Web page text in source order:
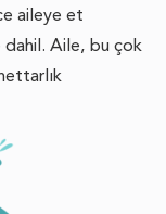
aileye et
dahil. Aile, bu çok